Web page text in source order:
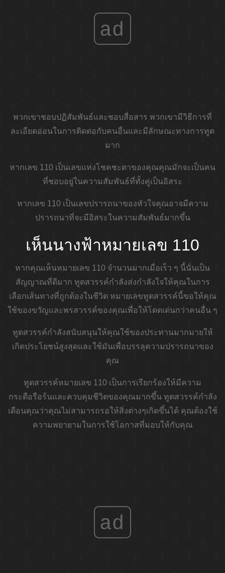
ad
พวกเขาชอบปฏิสัมพันธ์และชอบสื่อสาร พวกเขามีวิธีการที่
ละเอียดอ่อนในการติดต่อกับคนอื่นและมีลักษณะทางการทูต
มาก
หากเลข 110 เป็นเลขแห่งโชคชะตาของคุณคุณมักจะเป็นคน
ที่ชอบอยู่ในความสัมพันธ์ที่ทั้งคู่เป็นอิสระ
หากเลข 110 เป็นเลขปรารถนาของหัวใจคุณอาจมีความ
ปรารถนาที่จะมีอิสระในความสัมพันธ์มากขึ้น
เห็นนางฟ้าหมายเลข 110
หากคุณเห็นหมายเลข 110 จำนวนมากเมื่อเร็ว ๆ นี้นั่นเป็น
สัญญาณที่ดีมาก ทูตสวรรค์กำลังส่งกำลังใจให้คุณในการ
เลือกเส้นทางที่ถูกต้องในชีวิต หมายเลขทูตสวรรค์นี้ขอให้คุณ
ใช้ของขวัญและพรสวรรค์ของคุณเพื่อให้โดดเด่นกว่าคนอื่น ๆ
ทูตสวรรค์กำลังสนับสนุนให้คุณใช้ของประทานมากมายให้
เกิดประโยชน์สูงสุดและใช้มันเพื่อบรรลุความปรารถนาของ
คุณ
ทูตสวรรค์หมายเลข 110 เป็นการเรียกร้องให้มีความ
กระตือรือร้นและควบคุมชีวิตของคุณมากขึ้น ทูตสวรรค์กำลัง
เตือนคุณว่าคุณไม่สามารถรอให้สิ่งต่างๆเกิดขึ้นได้ คุณต้องใช้
ความพยายามในการใช้โอกาสที่มอบให้กับคุณ
ad